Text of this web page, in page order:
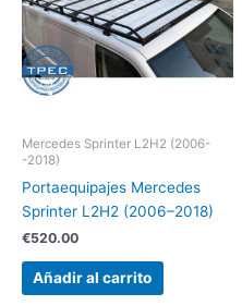
Mercedes Sprinter L2H2 (2006-
-2018)
Portaequipajes Mercedes
Sprinter L2H2 (2006–2018)
€520.00
Añadir al carrito